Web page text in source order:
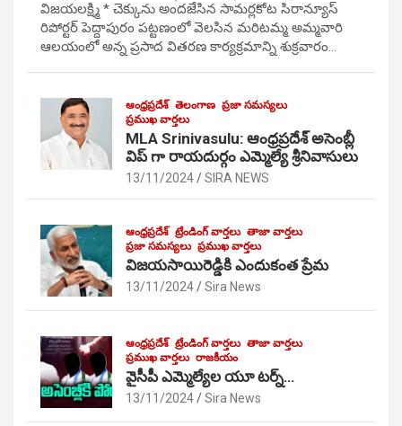
విజయలక్ష్మి * చెక్కును అందజేసిన సామర్లకోట సిరాన్యూస్
రిపోర్టర్ పెద్దాపురం పట్టణంలో వెలసిన మరిటమ్మ అమ్మవారి
ఆలయంలో అన్న ప్రసాద వితరణ కార్యక్రమాన్ని శుక్రవారం…
ఆంధ్రప్రదేశ్ తెలంగాణ ప్రజా సమస్యలు
ప్రముఖ వార్తలు
MLA Srinivasulu: ఆంధ్రప్రదేశ్ అసెంబ్లీ
విప్ గా రాయదుర్గం ఎమ్మెల్యే శ్రీనివాసులు
13/11/2024 SIRA NEWS
ఆంధ్రప్రదేశ్ ట్రేండింగ్ వార్తలు తాజా వార్తలు
ప్రజా సమస్యలు ప్రముఖ వార్తలు
విజయసాయిరెడ్డికి ఎందుకంత ప్రేమ
13/11/2024 Sira News
ఆంధ్రప్రదేశ్ ట్రేండింగ్ వార్తలు తాజా వార్తలు
ప్రముఖ వార్తలు రాజకీయం
వైసీపీ ఎమ్మెల్యేల యూ టర్న్…
13/11/2024 Sira News